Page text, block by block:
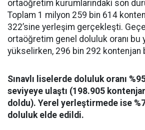
ortaöğretim kurumlarındaki son
Toplam 1 milyon 259 bin 614
322’sine yerleşim gerçekleşti.
ortaöğretim genel doluluk oranı bu
yükselirken, 296 bin 292 kontenjan
Sınavlı liselerde doluluk oranı
seviyeye ulaştı (198.905
doldu). Yerel yerleştirmede ise
doluluk elde edildi.